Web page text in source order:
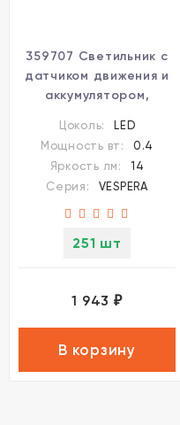
359707 Светильник c
датчиком движения и
аккумулятором,
быстросъемный (на
магнитах) для лестниц
Novotech IP20 LED
0.4W 3000К 1000mAh
Li-ion, 5V VESPERA
Цоколь:
LED
Мощность вт:
0.4
Яркость лм:
14
Серия:
VESPERA
251 шт
1 943 ₽
В корзину